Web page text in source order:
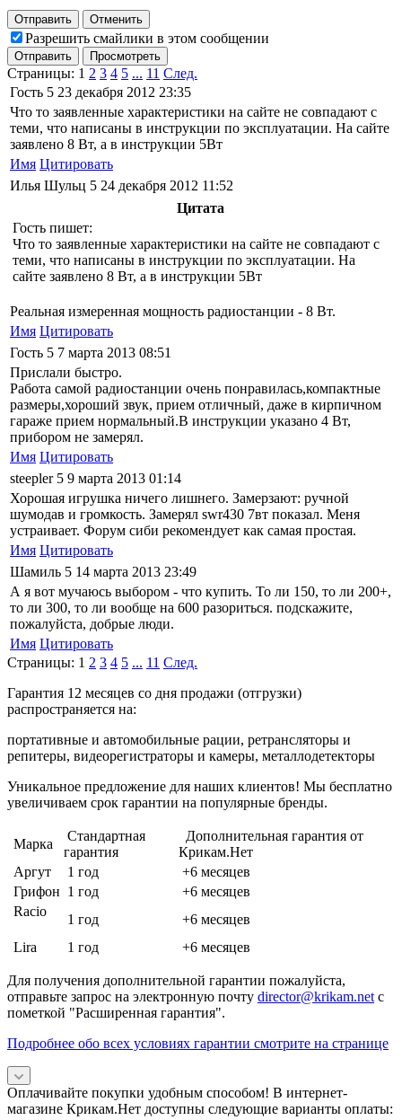
Отправить Отменить
Разрешить смайлики в этом сообщении
Отправить Просмотреть
Страницы: 1 2 3 4 5 ... 11 След.
Гость 5 23 декабря 2012 23:35
Что то заявленные характеристики на сайте не совпадают с
теми, что написаны в инструкции по эксплуатации. На сайте
заявлено 8 Вт, а в инструкции 5Вт
Имя Цитировать
Илья Шульц 5 24 декабря 2012 11:52
Цитата
Гость пишет:
Что то заявленные характеристики на сайте не совпадают с
теми, что написаны в инструкции по эксплуатации. На
сайте заявлено 8 Вт, а в инструкции 5Вт
Реальная измеренная мощность радиостанции - 8 Вт.
Имя Цитировать
Гость 5 7 марта 2013 08:51
Прислали быстро.
Работа самой радиостанции очень понравилась,компактные
размеры,хороший звук, прием отличный, даже в кирпичном
гараже прием нормальный.В инструкции указано 4 Вт,
прибором не замерял.
Имя Цитировать
steepler 5 9 марта 2013 01:14
Хорошая игрушка ничего лишнего. Замерзают: ручной
шумодав и громкость. Замерял swr430 7вт показал. Меня
устраивает. Форум сиби рекомендует как самая простая.
Имя Цитировать
Шамиль 5 14 марта 2013 23:49
А я вот мучаюсь выбором - что купить. То ли 150, то ли 200+,
то ли 300, то ли вообще на 600 разориться. подскажите,
пожалуйста, добрые люди.
Имя Цитировать
Страницы: 1 2 3 4 5 ... 11 След.
Гарантия 12 месяцев со дня продажи (отгрузки)
распространяется на:
портативные и автомобильные рации, ретрансляторы и
репитеры, видеорегистраторы и камеры, металлодетекторы
Уникальное предложение для наших клиентов! Мы бесплатно
увеличиваем срок гарантии на популярные бренды.
Марка
Стандартная
гарантия
Дополнительная гарантия от
Крикам.Нет
Аргут
1 год
+6 месяцев
Грифон 1 год
+6 месяцев
Racio
1 год
+6 месяцев
Lira
1 год +6 месяцев
Для получения дополнительной гарантии пожалуйста,
отправьте запрос на электронную почту director@krikam.net с
пометкой "Расширенная гарантия".
Подробнее обо всех условиях гарантии смотрите на странице
Оплачивайте покупки удобным способом! В интернет-
магазине Крикам.Нет доступны следующие варианты оплаты: